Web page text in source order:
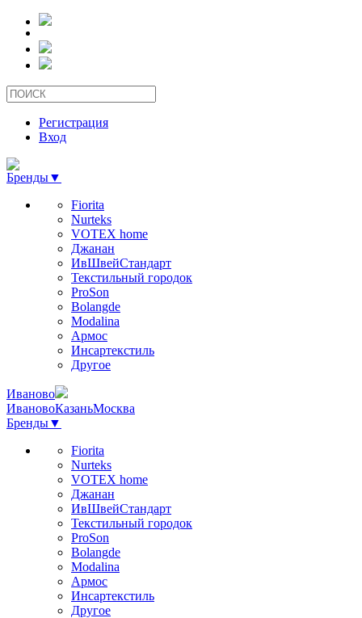
Регистрация
Вход
Бренды▼
Fiorita
Nurteks
VOTEX home
Джанан
ИвШвейСтандарт
Текстильный городок
ProSon
Bolangde
Modalina
Армос
Инсартекстиль
Другое
Иваново
ИвановоКазаньМосква
Бренды▼
Fiorita
Nurteks
VOTEX home
Джанан
ИвШвейСтандарт
Текстильный городок
ProSon
Bolangde
Modalina
Армос
Инсартекстиль
Другое